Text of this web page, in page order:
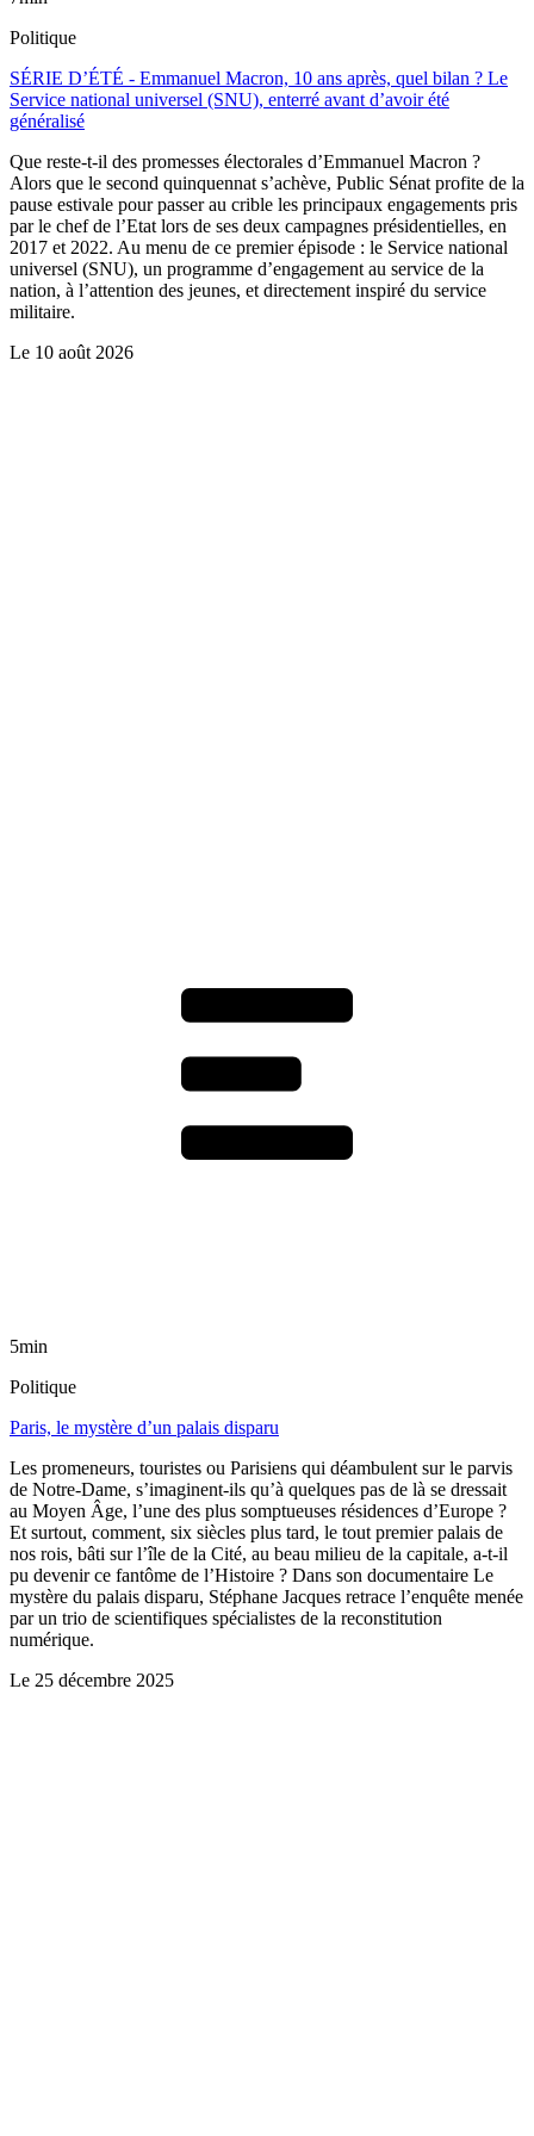
Politique
SÉRIE D’ÉTÉ - Emmanuel Macron, 10 ans après, quel bilan ? Le
Service national universel (SNU), enterré avant d’avoir été
généralisé
Que reste-t-il des promesses électorales d’Emmanuel Macron ?
Alors que le second quinquennat s’achève, Public Sénat profite de la
pause estivale pour passer au crible les principaux engagements pris
par le chef de l’Etat lors de ses deux campagnes présidentielles, en
2017 et 2022. Au menu de ce premier épisode : le Service national
universel (SNU), un programme d’engagement au service de la
nation, à l’attention des jeunes, et directement inspiré du service
militaire.
Le 10 août 2026
5min
Politique
Paris, le mystère d’un palais disparu
Les promeneurs, touristes ou Parisiens qui déambulent sur le parvis
de Notre-Dame, s’imaginent-ils qu’à quelques pas de là se dressait
au Moyen Âge, l’une des plus somptueuses résidences d’Europe ?
Et surtout, comment, six siècles plus tard, le tout premier palais de
nos rois, bâti sur l’île de la Cité, au beau milieu de la capitale, a-t-il
pu devenir ce fantôme de l’Histoire ? Dans son documentaire Le
mystère du palais disparu, Stéphane Jacques retrace l’enquête menée
par un trio de scientifiques spécialistes de la reconstitution
numérique.
Le 25 décembre 2025